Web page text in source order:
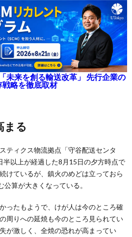
未来を創る輸送改革」 先行企業の
戦略を徹底取材
まる
ティクス物流拠点「守谷配送センタ
半以上が経過した8月15日の夕方時点で
けているが、鎮火のめどは立っておら
算が大きくなっている。
ったもようで、けが人は今のところ確
周りへの延焼も今のところ見られてい
が激しく、全焼の恐れが高まってい